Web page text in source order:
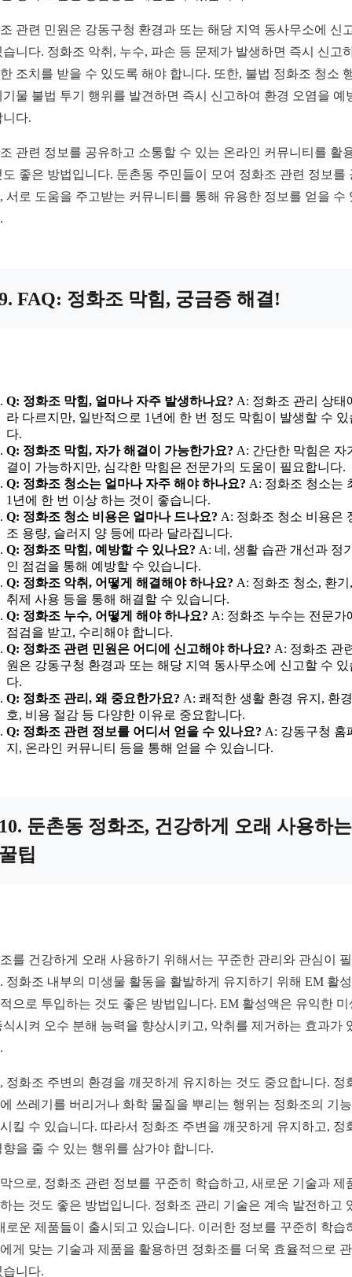
관련 민원은 강동구청 환경과 또는 해당 지역 동사무소에 신
습니다. 정화조 악취, 누수, 파손 등 문제가 발생하면 즉시 신고
조치를 받을 수 있도록 해야 합니다. 또한, 불법 정화조 청소
기물 불법 투기 행위를 발견하면 즉시 신고하여 환경 오염을 예
니다.
관련 정보를 공유하고 소통할 수 있는 온라인 커뮤니티를 활
도 좋은 방법입니다. 둔촌동 주민들이 모여 정화조 관련 정보를
서로 도움을 주고받는 커뮤니티를 통해 유용한 정보를 얻을 수
FAQ: 정화조 막힘, 궁금증 해결!
Q: 정화조 막힘, 얼마나 자주 발생하나요? A: 정화조 관리 상태
라 다르지만, 일반적으로 1년에 한 번 정도 막힘이 발생할 수 있
다.
Q: 정화조 막힘, 자가 해결이 가능한가요? A: 간단한 막힘은 자
결이 가능하지만, 심각한 막힘은 전문가의 도움이 필요합니다.
Q: 정화조 청소는 얼마나 자주 해야 하나요? A: 정화조 청소는
1년에 한 번 이상 하는 것이 좋습니다.
Q: 정화조 청소 비용은 얼마나 드나요? A: 정화조 청소 비용은
조 용량, 슬러지 양 등에 따라 달라집니다.
Q: 정화조 막힘, 예방할 수 있나요? A: 네, 생활 습관 개선과 정
인 점검을 통해 예방할 수 있습니다.
Q: 정화조 악취, 어떻게 해결해야 하나요? A: 정화조 청소, 환기
취제 사용 등을 통해 해결할 수 있습니다.
Q: 정화조 누수, 어떻게 해야 하나요? A: 정화조 누수는 전문가
점검을 받고, 수리해야 합니다.
Q: 정화조 관련 민원은 어디에 신고해야 하나요? A: 정화조 관
원은 강동구청 환경과 또는 해당 지역 동사무소에 신고할 수 있
다.
Q: 정화조 관리, 왜 중요한가요? A: 쾌적한 생활 환경 유지, 환
호, 비용 절감 등 다양한 이유로 중요합니다.
Q: 정화조 관련 정보를 어디서 얻을 수 있나요? A: 강동구청 홈
지, 온라인 커뮤니티 등을 통해 얻을 수 있습니다.
둔촌동 정화조, 건강하게 오래 사용하는
팁
를 건강하게 오래 사용하기 위해서는 꾸준한 관리와 관심이
정화조 내부의 미생물 활동을 활발하게 유지하기 위해 EM 활
으로 투입하는 것도 좋은 방법입니다. EM 활성액은 유익한 미
식시켜 오수 분해 능력을 향상시키고, 악취를 제거하는 효과가
정화조 주변의 환경을 깨끗하게 유지하는 것도 중요합니다. 정
쓰레기를 버리거나 화학 물질을 뿌리는 행위는 정화조의 기
킬 수 있습니다. 따라서 정화조 주변을 깨끗하게 유지하고, 정
향을 줄 수 있는 행위를 삼가야 합니다.
으로, 정화조 관련 정보를 꾸준히 학습하고, 새로운 기술과 제
는 것도 좋은 방법입니다. 정화조 관리 기술은 계속 발전하고
로운 제품들이 출시되고 있습니다. 이러한 정보를 꾸준히 학습
게 맞는 기술과 제품을 활용하면 정화조를 더욱 효율적으로
습니다.